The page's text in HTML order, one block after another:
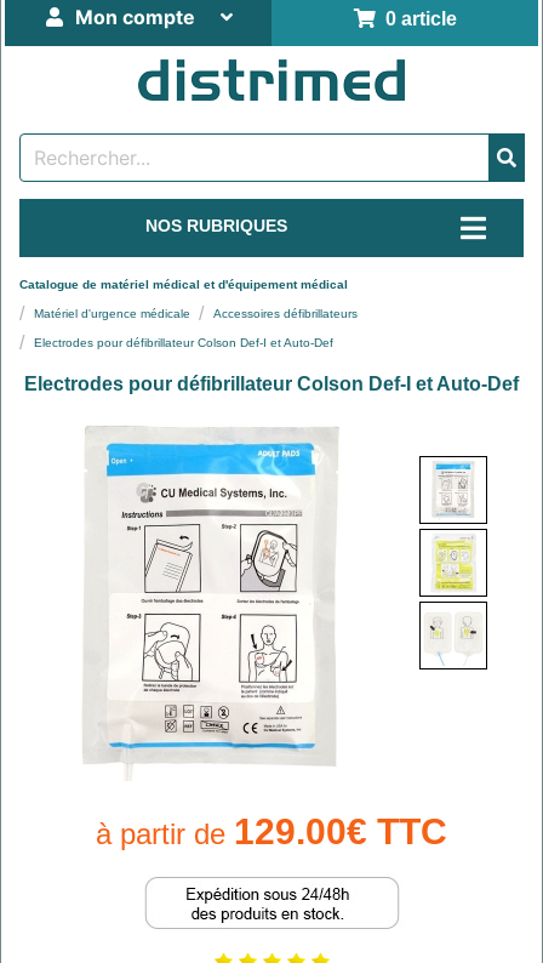
0 article
Mon compte
NOS RUBRIQUES
Catalogue de matériel médical et d'équipement médical
Matériel d'urgence médicale Accessoires défibrillateurs
Electrodes pour défibrillateur Colson Def-I et Auto-Def
Electrodes pour défibrillateur Colson Def-I et Auto-Def
à partir de 129.00€ TTC